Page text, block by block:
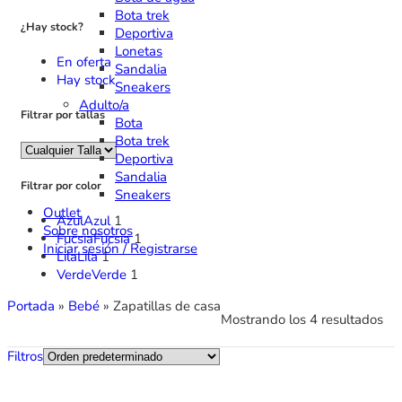
¿Hay stock?
En oferta
Hay stock
Filtrar por tallas
Filtrar por color
AzulAzul 1
FucsiaFucsia 1
LilaLila 1
VerdeVerde 1
Portada » Bebé » Zapatillas de casa
Mostrando los 4 resultados
Filtros
Bota trek
Deportiva
Lonetas
Sandalia
Sneakers
Adulto/a
Bota
Bota trek
Deportiva
Sandalia
Sneakers
Outlet
Sobre nosotros
Iniciar sesión / Registrarse